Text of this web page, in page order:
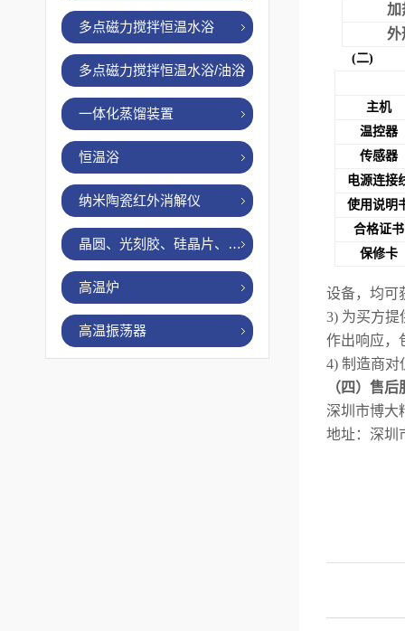
多点磁力搅拌恒温水浴
多点磁力搅拌恒温水浴/油浴
一体化蒸馏装置
恒温浴
纳米陶瓷红外消解仪
晶圆、光刻胶、硅晶片、烤胶机
高温炉
高温振荡器
加
外
(
主机
温控器
传感器
电源连接
使用说明
合格证书
保修卡
设备，均可
3) 为买方提
作出响应，
4) 制造商对
（四）售后
深圳市博大
地址：深圳